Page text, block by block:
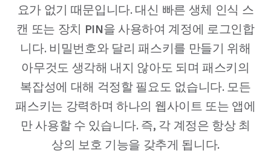
요가 없기 때문입니다. 대신 빠른 생체 인식 스
캔 또는 장치 PIN을 사용하여 계정에 로그인합
니다. 비밀번호와 달리 패스키를 만들기 위해
아무것도 생각해 내지 않아도 되며 패스키의
복잡성에 대해 걱정할 필요도 없습니다. 모든
패스키는 강력하며 하나의 웹사이트 또는 앱에
만 사용할 수 있습니다. 즉, 각 계정은 항상 최
상의 보호 기능을 갖추게 됩니다.